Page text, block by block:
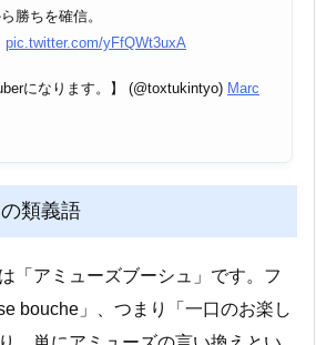
勝ちを確信。
pic.twitter.com/yFfQWt3uxA
になります。】 (@toxtukintyo) Marc
類義語
「アミューズブーシュ」です。フ
bouche」、つまり「一口のお楽し